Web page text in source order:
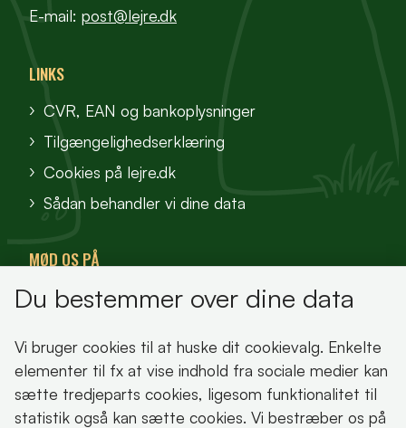
E-mail: post@lejre.dk
LINKS
CVR, EAN og bankoplysninger
Tilgængelighedserklæring
Cookies på lejre.dk
Sådan behandler vi dine data
MØD OS PÅ
VisitFjordlandet
Oplev Lejre
Du bestemmer over dine data
Vi bruger cookies til at huske dit cookievalg. Enkelte
elementer til fx at vise indhold fra sociale medier kan
sætte tredjeparts cookies, ligesom funktionalitet til
statistik også kan sætte cookies. Vi bestræber os på